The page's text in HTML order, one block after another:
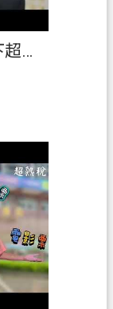
多元化繳稅管道幫你省下超多時間【114年「稅創藝」租稅短片創作競賽】佳作